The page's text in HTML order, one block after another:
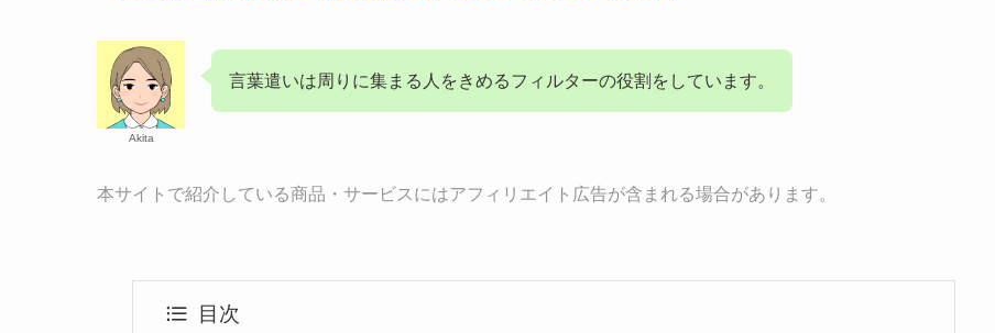
Akita
言葉遣いは周りに集まる人をきめるフィルターの役割をしています。
本サイトで紹介している商品・サービスにはアフィリエイト広告が含まれる場合があります。
目次